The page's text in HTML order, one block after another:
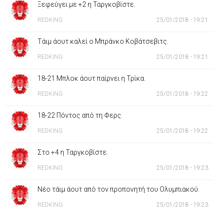
Ξεφεύγει με +2 η Ταργκοβίστε.
REDKING 25/01/2018 - 19:21
Τάιμ άουτ καλεί ο Μπράνκο Κοβάτσεβιτς.
REDKING 25/01/2018 - 19:21
18-21 Μπλοκ άουτ παίρνει η Τρίκα.
REDKING 25/01/2018 - 19:22
18-22 Πόντος από τη Φερς.
REDKING 25/01/2018 - 19:22
Στο +4 η Ταργκοβίστε.
REDKING 25/01/2018 - 19:23
Νέο τάιμ άουτ από τον προπονητή του Ολυμπιακού.
REDKING 25/01/2018 - 19:23